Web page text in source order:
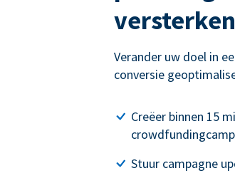
versterken
Verander uw doel in
conversie
Creëer binnen 15
Stuur campagne